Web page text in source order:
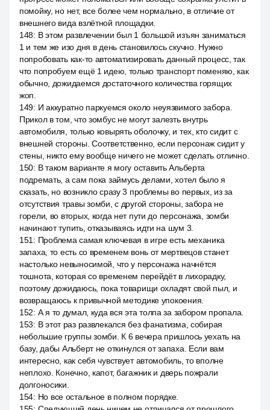
помойку, но нет, все более чем нормально, в отличие от
внешнего вида взлётной площадки.
148: В этом развлечении был 1 большой изъян заниматься
1 и тем же изо дня в день становилось скучно. Нужно
попробовать как-то автоматизировать данный процесс, так
что попробуем ещё 1 идею, только транспорт поменяю, как
обычно, дожидаемся достаточного количества горящих
жоп.
149: И аккуратно паркуемся около неуязвимого забора.
Прикол в том, что зомбус не могут залезть внутрь
автомобиля, только ковырять оболочку, и тех, кто сидит с
внешней стороны. Соответственно, если персонаж сидит у
стены, никто ему вообще ничего не может сделать отлично.
150: В таком варианте я могу оставить Альберта
подремать, а сам пока займусь делами, хотел было я
сказать, но возникло сразу 3 проблемы во первых, из за
отсутствия травы зомби, с другой стороны, забора не
горели, во вторых, когда нет пути до персонажа, зомби
начинают тупить, отказываясь идти на шум 3.
151 : Проблема самая ключевая в игре есть механика
запаха, то есть со временем вонь от мертвецов станет
настолько невыносимой, что у персонажа начнётся
тошнота, которая со временем перейдёт в лихорадку,
поэтому дожидаюсь, пока товарищи охладят свой пыл, и
возвращаюсь к привычной методике упокоения.
152: А я то думал, куда вся эта толпа за забором пропала.
153: В этот раз развлекался без фанатизма, собирая
небольшие группы зомби. К 6 вечера пришлось уехать на
базу, дабы Альберт не откинулся от запаха. Если вам
интересно, как себя чувствует автомобиль, то вполне
неплохо. Конечно, капот, багажник и дверь пожрали
долгоносики.
154: Но все остальное в полном порядке.